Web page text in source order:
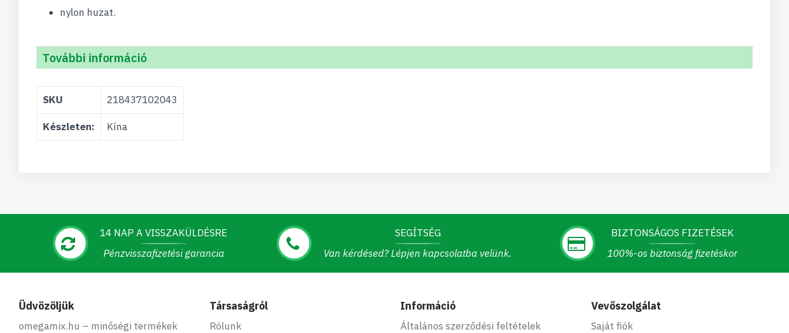
nylon huzat.
További információ
információ
SKU 218437102043
Készleten: Kína
14 NAP A VISSZAKÜLDÉSRE
Pénzvisszafizetési garancia
SEGÍTSÉG
Van kérdésed? Lépjen kapcsolatba velünk.
BIZTONSÁGOS FIZETÉSEK
100%-os biztonság fizetéskor
Üdvözöljük
omegamix.hu – minőségi termékek
Társaságról
Rólunk
Információ
Általános szerződési feltételek
Vevőszolgálat
Saját fiók